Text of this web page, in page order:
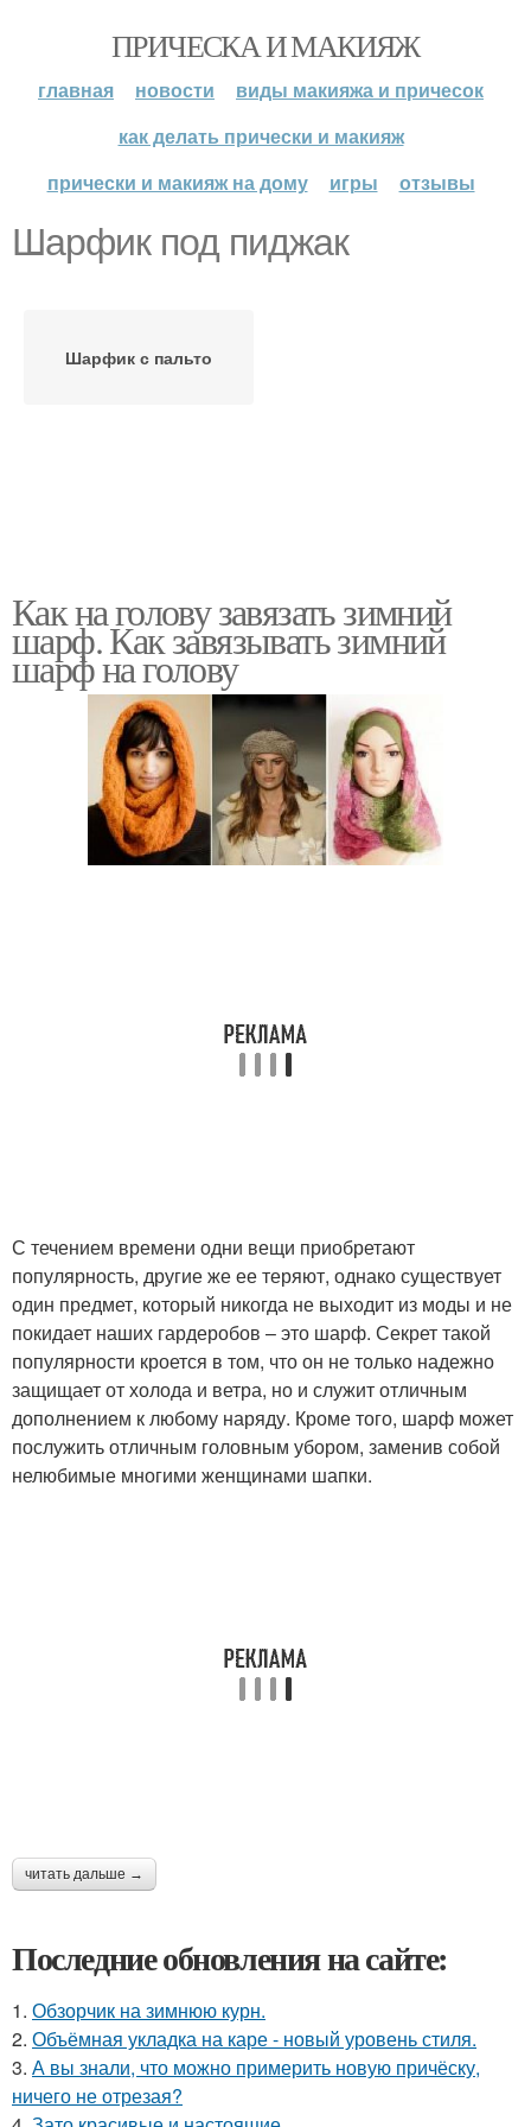
ПРИЧЕСКА И МАКИЯЖ
главная новости
виды макияжа и причесок
как делать прически и макияж
прически и макияж на дому
игры отзывы
Шарфик под пиджак
Шарфик с пальто
Как на голову завязать зимний
шарф. Как завязывать зимний
шарф на голову
С течением времени одни вещи приобретают
популярность, другие же ее теряют, однако существует
один предмет, который никогда не выходит из моды и не
покидает наших гардеробов – это шарф. Секрет такой
популярности кроется в том, что он не только надежно
защищает от холода и ветра, но и служит отличным
дополнением к любому наряду. Кроме того, шарф может
послужить отличным головным убором, заменив собой
нелюбимые многими женщинами шапки.
читать дальше →
Последние обновления на сайте:
1. Обзорчик на зимнюю курн.
2. Объёмная укладка на каре - новый уровень стиля.
3. А вы знали, что можно примерить новую причёску,
ничего не отрезая?